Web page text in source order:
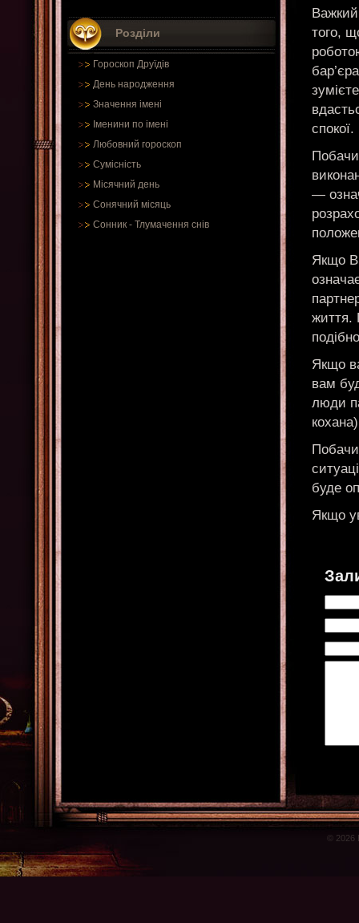
Розділи
Гороскоп Друїдів
День народження
Значення імені
Іменини по імені
Любовний гороскоп
Сумісність
Місячний день
Сонячний місяць
Сонник - Тлумачення снів
того,
спокої.
—
Якщо
життя.
Якщо
вам
люди
буде
Якщо
© 2026